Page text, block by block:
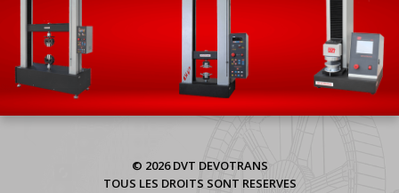
© 2026 DVT DEVOTRANS
TOUS LES DROITS SONT RESERVES